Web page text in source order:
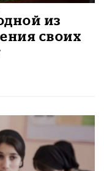
из
своих